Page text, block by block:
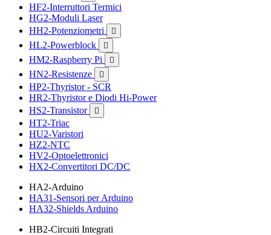
HF2-Interruttori Termici
HG2-Moduli Laser
HH2-Potenziometri

HL2-Powerblock 
HM2-Raspberry Pi 
HN2-Resistenze 
HP2-Thyristor - SCR
HR2-Thyristor e Diodi Hi-Power
HS2-Transistor

HT2-Triac
HU2-Varistori
HZ2-NTC
HV2-Optoelettronici
HX2-Convertitori DC/DC
HA2-Arduino
HA31-Sensori per Arduino
HA32-Shields Arduino
HB2-Circuiti Integrati